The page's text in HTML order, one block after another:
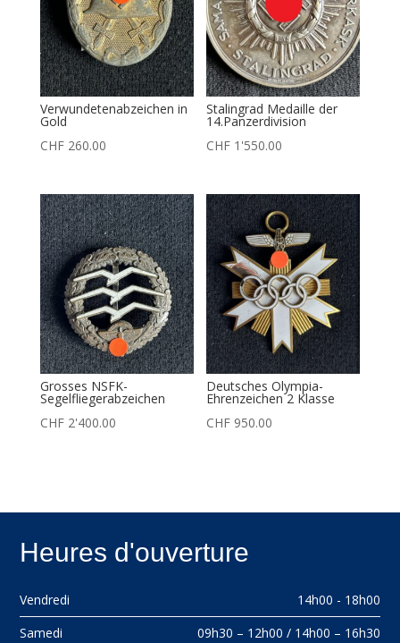
Verwundetenabzeichen in
Gold
CHF260.00
Stalingrad Medaille der
14.Panzerdivision
CHF 1'550.00
Grosses NSFK-
Segelfliegerabzeichen
CHF2'400.00
Deutsches Olympia-
Ehrenzeichen 2 Klasse
CHF 950.00
Heures d'ouverture
Vendredi
14h00 - 18h00
Samedi
09h30 – 12h00 / 14h00 – 16h30